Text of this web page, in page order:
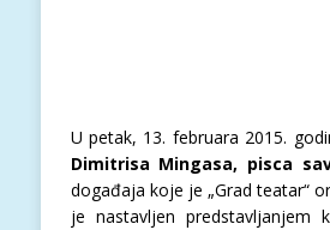
U petak, 13. februara 2015.
Dimitrisa Mingasa, pisca
događaja koje je „Grad teatar“
je nastavljen